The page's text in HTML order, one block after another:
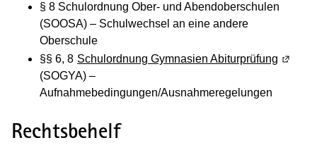
§ 8 Schulordnung Ober- und Abendoberschulen
(SOOSA) – Schulwechsel an eine andere
Oberschule
§§ 6, 8 Schulordnung Gymnasien Abiturprüfung (Wird
(SOGYA) –
Aufnahmebedingungen/Ausnahmeregelungen
Rechtsbehelf